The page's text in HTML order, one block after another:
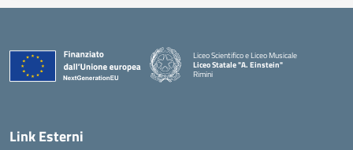
Liceo Scientifico e Liceo Musicale
Liceo Statale "A. Einstein"
Rimini
Link Esterni